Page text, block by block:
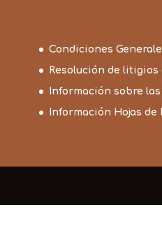
Condiciones
Resolución de litigios
Información sobre
Información Hojas de